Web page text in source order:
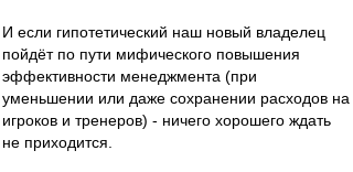
И если гипотетический наш новый владелец
пойдёт по пути мифического повышения
эффективности менеджмента (при
уменьшении или даже сохранении расходов на
игроков и тренеров) - ничего хорошего ждать
не приходится.